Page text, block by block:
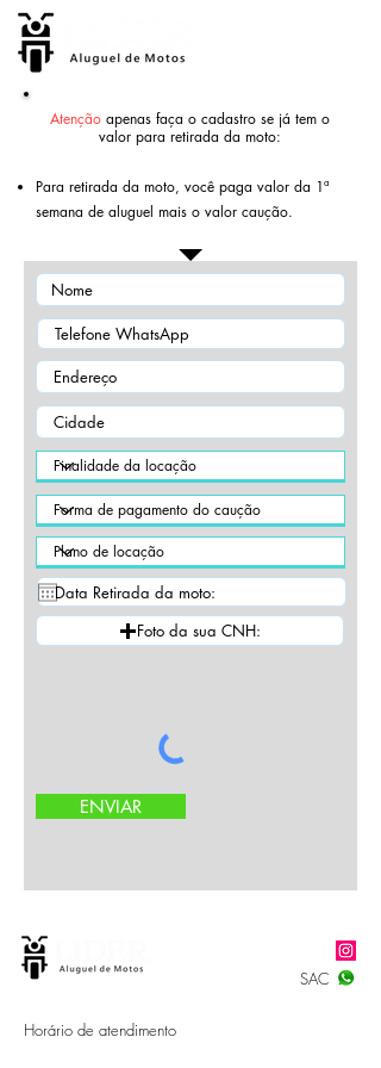
Atenção apenas faça o cadastro se já tem o
valor para retirada da moto:
​Para retirada da moto, você paga valor da 1ª
semana de aluguel mais o valor caução.
Foto da sua CNH:
ENVIAR
SAC
Horário de atendimento